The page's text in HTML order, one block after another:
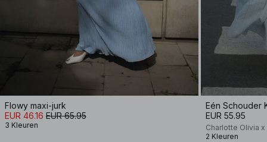
Flowy maxi-jurk
EUR 46.16 EUR 65.95
3 Kleuren
Eén Schouder
EUR 55.95
Charlotte Olivia x
2 Kleuren